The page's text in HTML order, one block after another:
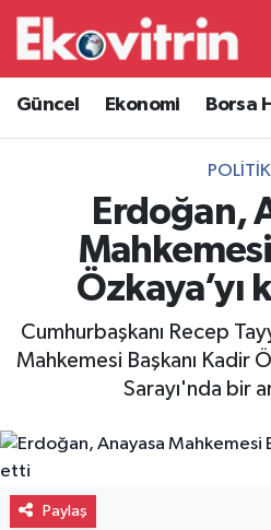
Güncel Ekonomi Borsa
Erdoğan,
Özkaya’yı
Cumhurbaşkanı Recep
Mahkemesi Başkanı Kadir
Sarayı'nda bir
Paylaş
Güncel
Ekonomi
Borsa Haberleri
İş Dünyası
Lojistik
Otovitrin
Hava Durumu
Trafik Durumu
Süper Lig Puan Durumu
Tüm Manşetler
Son Dakika Haberleri
Haber Arşivi